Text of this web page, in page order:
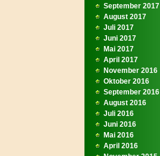
September 2017
August 2017
Juli 2017
Juni 2017
Mai 2017
April 2017
November 2016
Oktober 2016
September 2016
August 2016
Juli 2016
Juni 2016
Mai 2016
April 2016